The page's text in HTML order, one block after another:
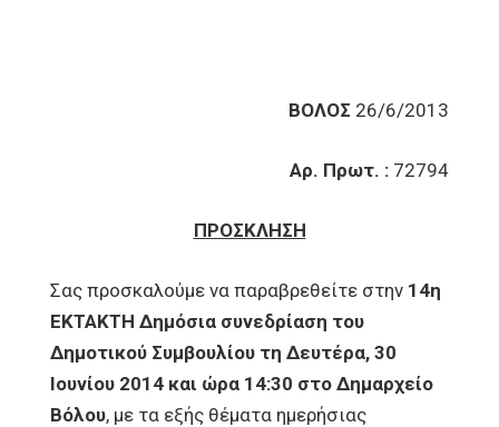
ΒΟΛΟΣ 26/6/2013
Αρ. Πρωτ. : 72794
ΠΡΟΣΚΛΗΣΗ
Σας προσκαλούμε να παραβρεθείτε στην 14η
ΕΚΤΑΚΤΗ Δημόσια συνεδρίαση του
Δημοτικού Συμβουλίου τη Δευτέρα, 30
Ιουνίου 2014 και ώρα 14:30 στο Δημαρχείο
Βόλου, με τα εξής θέματα ημερήσιας